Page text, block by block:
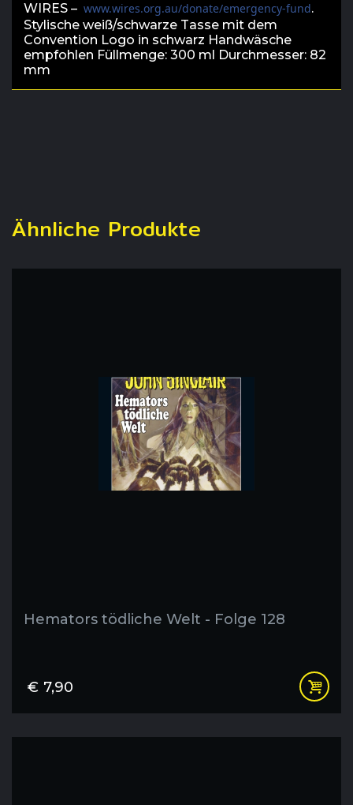
WIRES – www.wires.org.au/donate/emergency-fund.
Stylische weiß/schwarze Tasse mit dem
Convention Logo in schwarz Handwäsche
empfohlen Füllmenge: 300 ml Durchmesser: 82
mm
Ähnliche Produkte
Hemators tödliche Welt - Folge 128
€ 7,90